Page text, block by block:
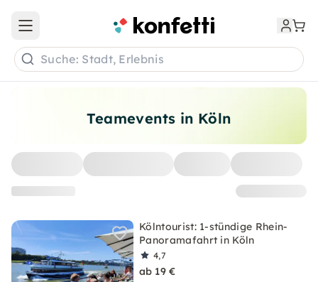
Teamevents in Köln
Kölntourist: 1-stündige Rhein-
Panoramafahrt in Köln
4,7
ab 19 €
Open main menu
Suche: Stadt, Erlebnis